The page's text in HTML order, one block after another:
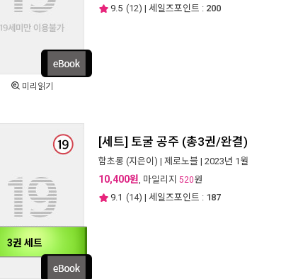
미리읽기
9.5 (12) | 세일즈포인트 : 200
3권 세트
[세트] 토굴 공주 (총3권/완결)
함초롱 (지은이) | 제로노블 | 2023년 1월
10,400원, 마일리지 520원
9.1 (14) | 세일즈포인트 : 187